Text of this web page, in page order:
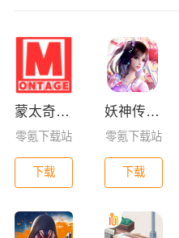
蒙太奇影视2025最新版本下载
零氪下载站
下载
妖神传GM版
零氪下载站
下载